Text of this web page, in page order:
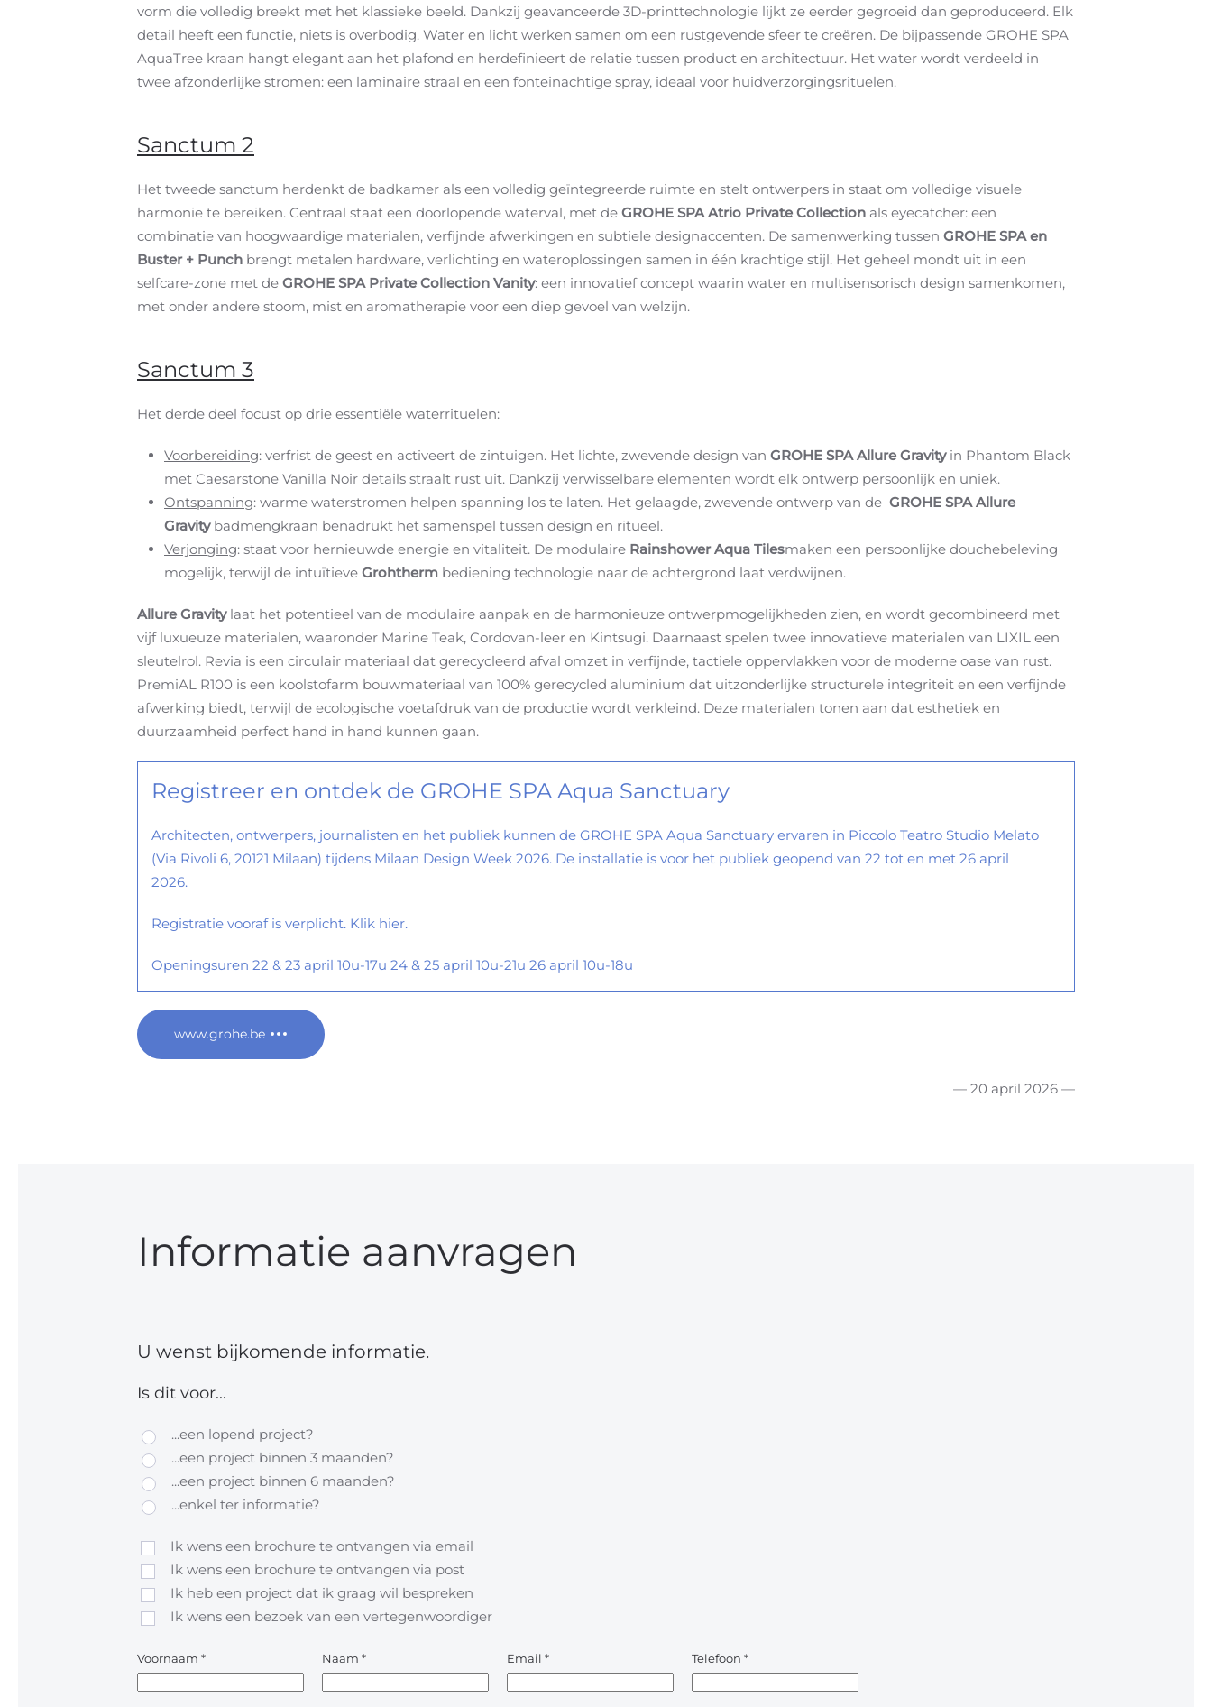
vorm die volledig breekt met het klassieke beeld. Dankzij geavanceerde 3D-printtechnologie lijkt ze eerder gegroeid dan geproduceerd. Elk
detail heeft een functie, niets is overbodig. Water en licht werken samen om een rustgevende sfeer te creëren. De bijpassende GROHE SPA
AquaTree kraan hangt elegant aan het plafond en herdefinieert de relatie tussen product en architectuur. Het water wordt verdeeld in
twee afzonderlijke stromen: een laminaire straal en een fonteinachtige spray, ideaal voor huidverzorgingsrituelen.
Sanctum 2
Het tweede sanctum herdenkt de badkamer als een volledig geïntegreerde ruimte en stelt ontwerpers in staat om volledige visuele
harmonie te bereiken. Centraal staat een doorlopende waterval, met de GROHE SPA Atrio Private Collection als eyecatcher: een
combinatie van hoogwaardige materialen, verfijnde afwerkingen en subtiele designaccenten. De samenwerking tussen GROHE SPA en
Buster + Punch brengt metalen hardware, verlichting en wateroplossingen samen in één krachtige stijl. Het geheel mondt uit in een
selfcare-zone met de GROHE SPA Private Collection Vanity: een innovatief concept waarin water en multisensorisch design samenkomen,
met onder andere stoom, mist en aromatherapie voor een diep gevoel van welzijn.
Sanctum 3
Het derde deel focust op drie essentiële waterrituelen:
Voorbereiding: verfrist de geest en activeert de zintuigen. Het lichte, zwevende design van GROHE SPA Allure Gravityin Phantom Black
met Caesarstone Vanilla Noir details straalt rust uit. Dankzij verwisselbare elementen wordt elk ontwerp persoonlijk en uniek.
Ontspanning: warme waterstromen helpen spanning los te laten. Het gelaagde, zwevende ontwerp van de GROHE SPA Allure
Gravitybadmengkraan benadrukt het samenspel tussen design en ritueel.
Verjonging: staat voor hernieuwde energie en vitaliteit. De modulaire Rainshower Aqua Tilesmaken een persoonlijke douchebeleving
mogelijk, terwijl de intuïtieve Grohtherm bediening technologie naar de achtergrond laat verdwijnen.
Allure Gravitylaat het potentieel van de modulaire aanpak en de harmonieuze ontwerpmogelijkheden zien, en wordt gecombineerd met
vijf luxueuze materialen, waaronder Marine Teak, Cordovan-leer en Kintsugi. Daarnaast spelen twee innovatieve materialen van LIXIL een
sleutelrol. Revia is een circulair materiaal dat gerecycleerd afval omzet in verfijnde, tactiele oppervlakken voor de moderne oase van rust.
PremiAL R100 is een koolstofarm bouwmateriaal van 100% gerecycled aluminium dat uitzonderlijke structurele integriteit en een verfijnde
afwerking biedt, terwijl de ecologische voetafdruk van de productie wordt verkleind. Deze materialen tonen aan dat esthetiek en
duurzaamheid perfect hand in hand kunnen gaan.
Registreer en ontdek de GROHE SPA Aqua Sanctuary
Architecten, ontwerpers, journalisten en het publiek kunnen de GROHE SPA Aqua Sanctuary ervaren in Piccolo Teatro Studio Melato
(Via Rivoli 6, 20121 Milaan) tijdens Milaan Design Week 2026. De installatie is voor het publiek geopend van 22 tot en met 26 april
2026.
Registratie vooraf is verplicht. Klik hier.
Openingsuren 22 & 23 april 10u-17u 24 & 25 april 10u-21u 26 april 10u-18u
www.grohe.be
— 20 april 2026 —
Informatie aanvragen
U wenst bijkomende informatie.
Is dit voor...
...een lopend project?
...een project binnen 3 maanden?
...een project binnen 6 maanden?
...enkel ter informatie?
Ik wens een brochure te ontvangen via email
Ik wens een brochure te ontvangen via post
Ik heb een project dat ik graag wil bespreken
Ik wens een bezoek van een vertegenwoordiger
Voornaam * Naam * Email * Telefoon *